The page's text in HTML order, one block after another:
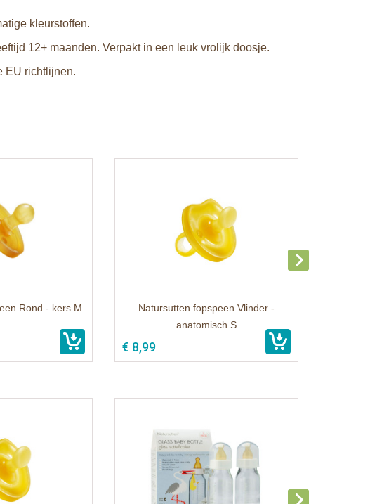
kleurstoffen.
12+ maanden. Verpakt in een leuk vrolijk doosje.
EU richtlijnen.
Rond - kers M
Natursutten fopspeen Vlinder -
anatomisch S
€ 8,99